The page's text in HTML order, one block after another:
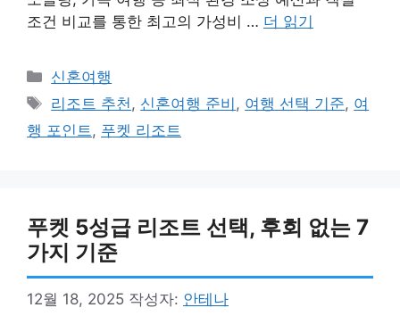
조건 비교를 통한 최고의 가성비 … 더 읽기
카
테
고
리
신혼여행
태
그
리조트 추천 , 신혼여행 준비 , 여행 선택 기준, 여
행 포인트 , 푸켓 리조트
푸켓 5성급 리조트 선택, 후회 없는 7
가지 기준
12월 18, 2025 작성자: 안테나